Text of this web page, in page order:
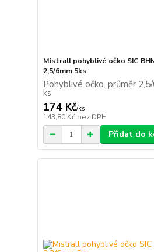
Mistrall pohyblivé očko SIC
2,5/6mm 5ks
Pohyblivé očko. průměr
ks
174 Kč/ks
143,80 Kč bez DPH
Přidat do